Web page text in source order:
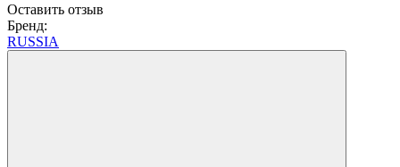
Оставить отзыв
Бренд:
RUSSIA